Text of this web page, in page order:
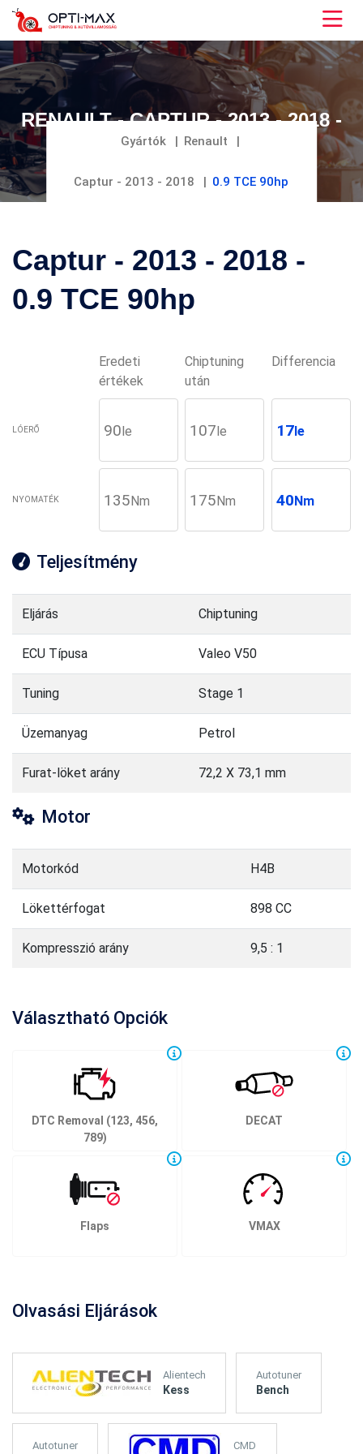
RENAULT - CAPTUR - 2013 - 2018 -
0.9 TCE 90HP
Gyártók Renault
Captur - 2013 - 2018 0.9 TCE 90hp
Captur - 2013 - 2018 -
0.9 TCE 90hp
Eredeti
értékek
Chiptuning
után
Differencia
LÓERŐ 90le 107le 17le
NYOMATÉK 135Nm 175Nm 40Nm
Teljesítmény
Eljárás Chiptuning
ECU Típusa Valeo V50
Tuning Stage 1
Üzemanyag Petrol
Furat-löket arány 72,2 X 73,1 mm
Motor
Motorkód H4B
Lökettérfogat 898 CC
Kompresszió arány 9,5 : 1
Választható Opciók
DTC Removal (123, 456,
789)
DECAT
Flaps VMAX
Olvasási Eljárások
Alientech
Kess
Autotuner
Bench
Autotuner CMD